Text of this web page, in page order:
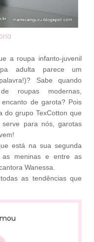
a roupa infanto-juvenil
adulta parece um
Sabe quando
roupas modernas,
de garota? Pois
do grupo TexCotton que
para nós, garotas
está na sua segunda
meninas e entre as
Wanessa.
as tendências que